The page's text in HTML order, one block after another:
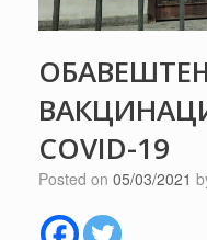
COVID-19
Posted on 05/03/2021